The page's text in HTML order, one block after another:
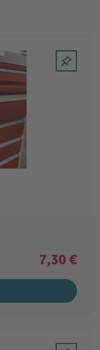
7,30 €